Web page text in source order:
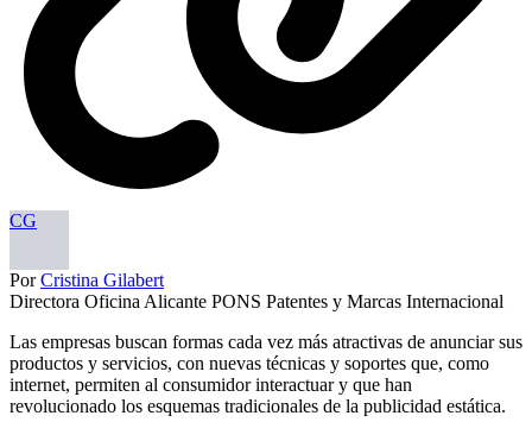
CG
PorCristina Gilabert
Directora Oficina Alicante PONS Patentes y Marcas Internacional
Las empresas buscan formas cada vez más atractivas de anunciar sus
productos y servicios, con nuevas técnicas y soportes que, como
internet, permiten al consumidor interactuar y que han
revolucionado los esquemas tradicionales de la publicidad estática.